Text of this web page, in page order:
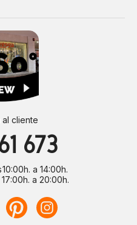
cliente
673
10:00h. a 14:00h.
17:00h. a 20:00h.